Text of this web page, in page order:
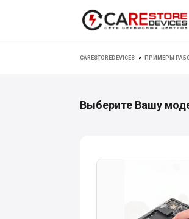
CARESTOREDEVICES > ПРИМЕРЫ
Выберите Вашу